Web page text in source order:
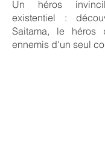
Un héros
existentiel :
Saitama, le héros
ennemis d'un seul